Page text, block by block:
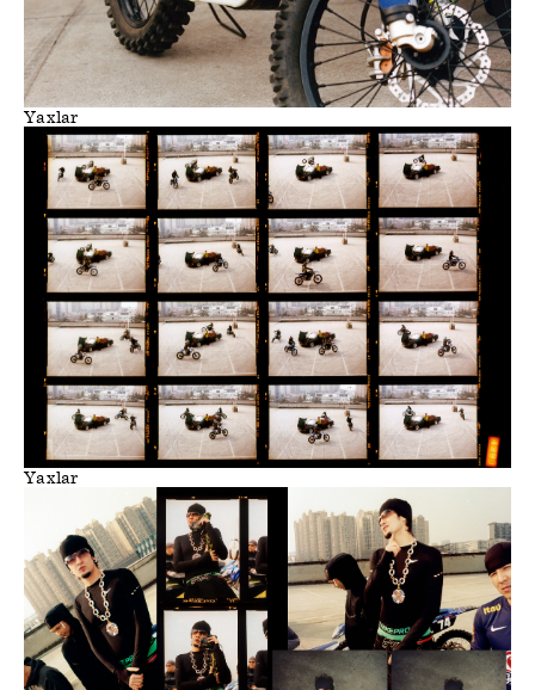
Yaxlar
Yaxlar